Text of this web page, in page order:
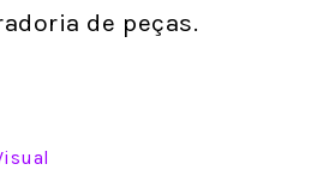
de peças.